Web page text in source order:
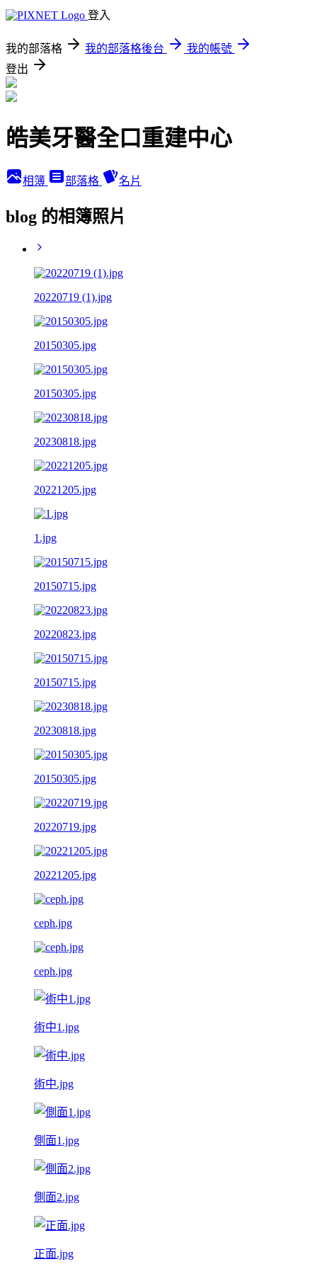
登入
我的部落格 我的部落格後台
我的帳號
登出
皓美牙醫全口重建中心
相簿 部落格 名片
blog 的相簿照片
20220719 (1).jpg
20150305.jpg
20150305.jpg
20230818.jpg
20221205.jpg
1.jpg
20150715.jpg
20220823.jpg
20150715.jpg
20230818.jpg
20150305.jpg
20220719.jpg
20221205.jpg
ceph.jpg
ceph.jpg
術中1.jpg
術中.jpg
側面1.jpg
側面2.jpg
正面.jpg